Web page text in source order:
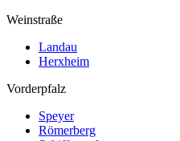
Weinstraße
Landau
Herxheim
Vorderpfalz
Speyer
Römerberg